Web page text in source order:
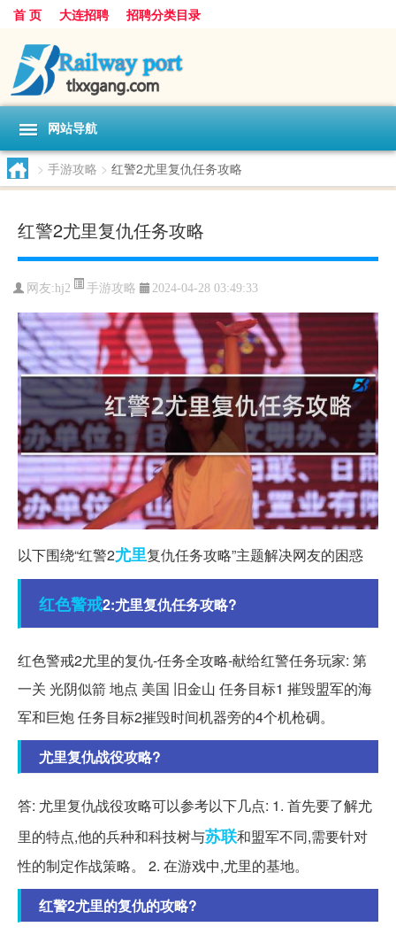
首 页 大连招聘 招聘分类目录
网站导航
> 手游攻略 > 红警2尤里复仇任务攻略
红警2尤里复仇任务攻略
网友:hj2 手游攻略 2024-04-28 03:49:33
以下围绕“红警2尤里复仇任务攻略”主题解决网友的困惑
红色警戒2:尤里复仇任务攻略?
红色警戒2尤里的复仇-任务全攻略-献给红警任务玩家: 第
一关 光阴似箭 地点 美国 旧金山 任务目标1 摧毁盟军的海
军和巨炮 任务目标2摧毁时间机器旁的4个机枪碉。
尤里复仇战役攻略?
答: 尤里复仇战役攻略可以参考以下几点: 1. 首先要了解尤
里的特点,他的兵种和科技树与苏联和盟军不同,需要针对
性的制定作战策略。 2. 在游戏中,尤里的基地。
红警2尤里的复仇的攻略?